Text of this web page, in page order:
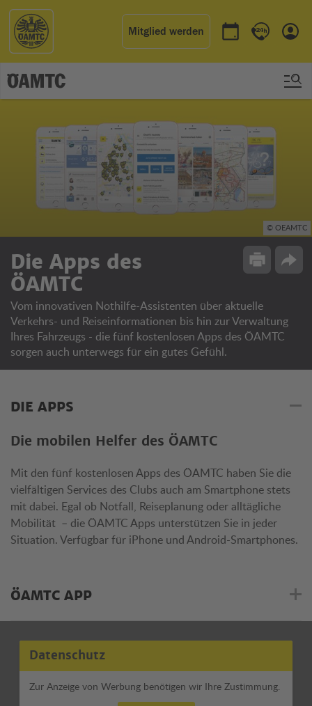
Mitglied werden
Termin buchen
Kontakt &
© OEAMTC
Die Apps des
ÖAMTC
Vom innovativen Nothilfe-Assistenten über aktuelle
Verkehrs- und Reiseinformationen bis hin zur Verwaltung
Ihres Fahrzeugs - die fünf kostenlosen Apps des ÖAMTC
sorgen auch unterwegs für ein gutes Gefühl.
Drucken
DIE APPS
Die mobilen Helfer des ÖAMTC
Mit den fünf kostenlosen Apps des ÖAMTC haben Sie die
vielfältigen Services des Clubs auch am Smartphone stets
mit dabei. Egal ob Notfall, Reiseplanung oder alltägliche
Mobilität – die ÖAMTC Apps unterstützen Sie in jeder
Situation. Verfügbar für iPhone und Android-Smartphones.
ÖAMTC APP
Datenschutz
Zur Anzeige von Werbung benötigen wir Ihre Zustimmung.